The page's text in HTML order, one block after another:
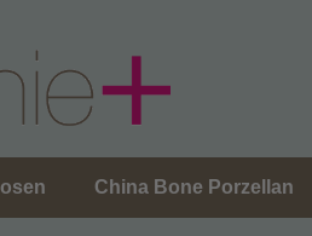
China Bone Porzellan